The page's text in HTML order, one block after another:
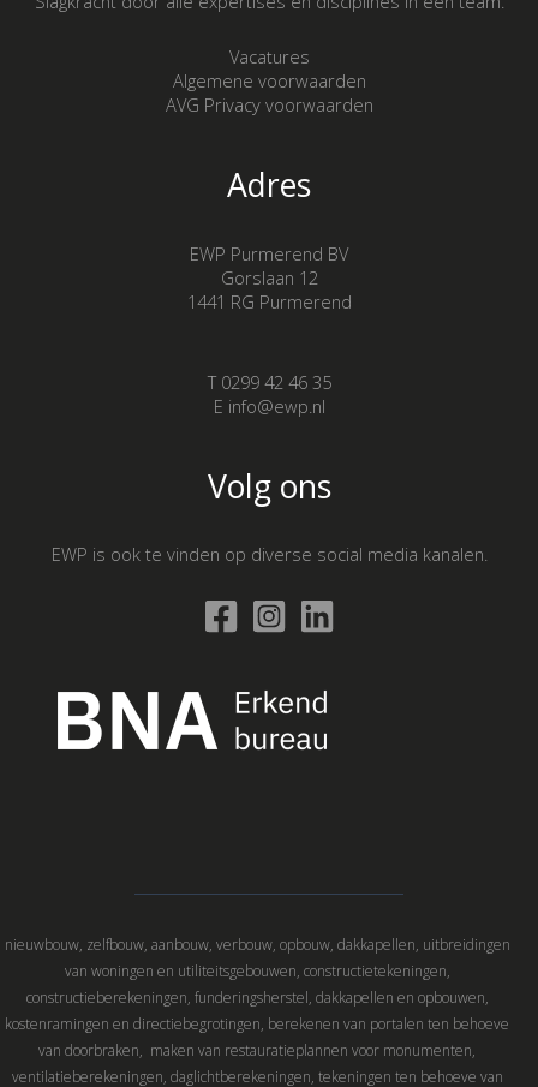
Vacatures
Algemene voorwaarden
AVG Privacy voorwaarden
Adres
EWP Purmerend BV
Gorslaan 12
1441 RG Purmerend
T 0299 42 46 35
E info@ewp.nl
Volg ons
EWP is ook te vinden op diverse social media kanalen.
nieuwbouw, zelfbouw, aanbouw, verbouw, opbouw, dakkapellen, uitbreidingen
van woningen en utiliteitsgebouwen, constructietekeningen,
constructieberekeningen, funderingsherstel, dakkapellen en opbouwen,
kostenramingen en directiebegrotingen, berekenen van portalen ten behoeve
van doorbraken, maken van restauratieplannen voor monumenten,
ventilatieberekeningen, daglichtberekeningen, tekeningen ten behoeve van